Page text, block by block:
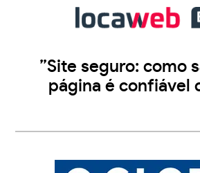
”Site seguro: como
página é confiável